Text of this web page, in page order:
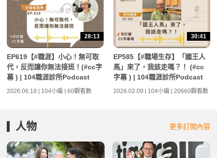
28:13
EP619【#職涯】小心！無可取
代，反而讓你無法接班！(#cc字
幕 ) | 104職涯診所Podcast
2026.06.18 | 104小編 | 60觀看數
30:41
EP585【#職場生存】「國王人
馬」來了，我該走嗎？！ (#cc
字幕 ) | 104職涯診所Podcast
2026.02.09 | 104小編 | 20660觀看數
人物 更多訂閱內容